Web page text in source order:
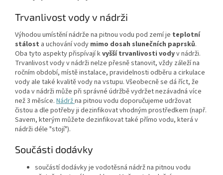
Trvanlivost vody v nádrži
Výhodou umístění nádrže na pitnou vodu pod zemí je teplotní
stálost a uchování vody mimo dosah slunečních paprsků.
Oba tyto aspekty přispívají kvyšší trvanlivosti vodyv nádrži.
Trvanlivost vody v nádrži nelze přesně stanovit, vždy záleží na
ročním období, místě instalace, pravidelnosti odběru a cirkulace
vody ale také kvalitě vody na vstupu. Všeobecně se dá říct, že
voda v nádrži může při správné údržbě vydržet nezávadná více
než 3 měsíce. Nádržna pitnou vodu doporučujeme udržovat
čistou a dle potřeby ji dezinfikovat vhodným prostředkem (např.
Savem, kterým můžete dezinfikovat také přímo vodu, která v
nádrži déle "stojí").
Součásti dodávky
součástí dodávky je vodotěsná nádrž na pitnou vodu